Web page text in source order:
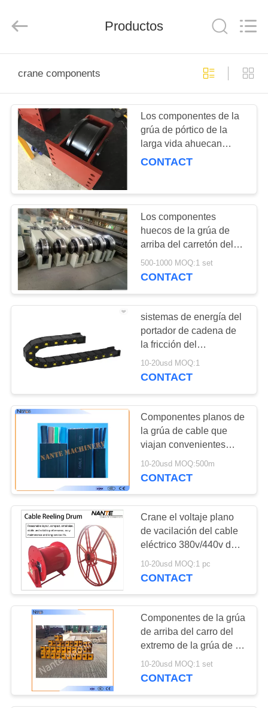
PRODUCTOS
SOBRE
NOSOTROS
VISITA
LA
FÁBRICA
CONTROL
DE
CALIDAD
CONTÁCTENOS
SOLICITAR
COTIZACIÓN
COMPANY
NEWS
MAPA
DEL
SITIO
PRIVACY
POLICY
Eqiupment
Co.,Ltd..
Reserved.
Productos
crane components
Los componentes de la
grúa de pórtico de la
larga vida ahuecan
estilo del carretón del
CONTACT
Los componentes
huecos de la grúa de
arriba del carretón del
carro del extremo del eje
ruedan el sistema del
500-1000 MOQ:1 set
CONTACT
sistemas de energía del
portador de cadena de
la fricción del
perseguidor del cable de
los componentes de la
10-20usd MOQ:1
CONTACT
Componentes planos de
la grúa de cable que
viajan convenientes
para los ferrocarriles
10-20usd MOQ:500m
CONTACT
Crane el voltaje plano
de vacilación del cable
eléctrico 380v/440v del
tambor del cable de los
componentes
10-20usd MOQ:1 pc
CONTACT
Componentes de la grúa
de arriba del carro del
extremo de la grúa de la
viga de la seguridad de
Nante solos
10-20usd MOQ:1 set
CONTACT